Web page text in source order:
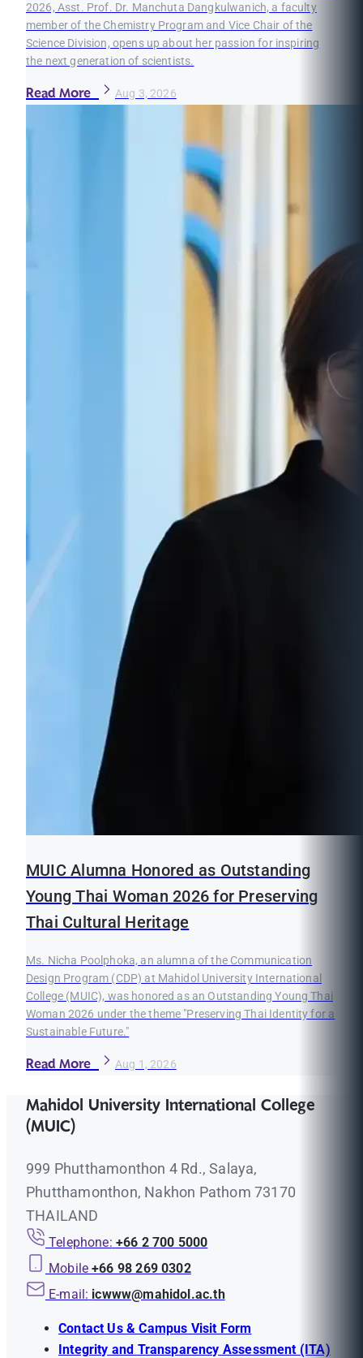
2026, Asst. Prof. Dr. Manchuta Dangkulwanich, a faculty
member of the Chemistry Program and Vice Chair of the
Science Division, opens up about her passion for inspiring
the next generation of scientists.
Read More Aug 3, 2026
MUIC Alumna Honored as Outstanding
Young Thai Woman 2026 for Preserving
Thai Cultural Heritage
Ms. Nicha Poolphoka, an alumna of the Communication
Design Program (CDP) at Mahidol University International
College (MUIC), was honored as an Outstanding Young Thai
Woman 2026 under the theme "Preserving Thai Identity for a
Sustainable Future."
Read More Aug 1, 2026
Mahidol University International College
(MUIC)
999 Phutthamonthon 4 Rd., Salaya,
Phutthamonthon, Nakhon Pathom 73170
THAILAND
Telephone: +66 2 700 5000
Mobile +66 98 269 0302
E-mail: icwww@mahidol.ac.th
Contact Us & Campus Visit Form
Integrity and Transparency Assessment (ITA)